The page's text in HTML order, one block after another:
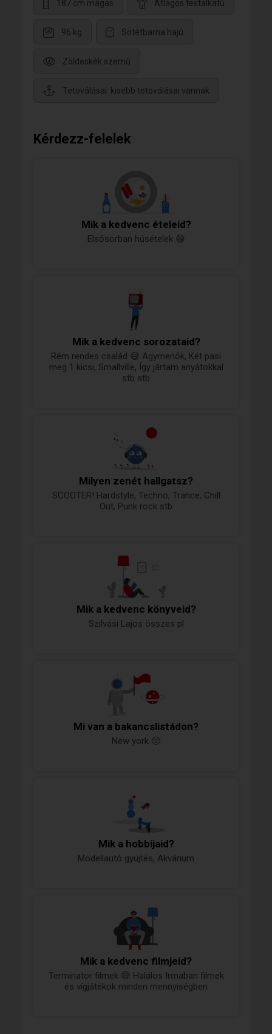
187 cm magas Átlagos testalkatú
96 kg Sötétbarna hajú
Zöldeskék szemű
Tetoválásai: kisebb tetoválásai vannak
Kérdezz-felelek
Mik a kedvenc ételeid?
Elsősorban húsételek 😁
Mik a kedvenc sorozataid?
Rém rendes család 😅 Agymenők, Két pasi
meg 1 kicsi, Smallville, Így jártam anyátokkal
stb stb
Milyen zenét hallgatsz?
SCOOTER! Hardstyle, Techno, Trance, Chill
Out, Punk rock stb
Mik a kedvenc könyveid?
Szilvási Lajos összes pl
Mi van a bakancslistádon?
New york 🥺
Mik a hobbijaid?
Modellautó gyüjtés, Akvárium
Mik a kedvenc filmjeid?
Terminator filmek 😅 Halálos Irmaban filmek
és vígjátékok minden mennyiségben